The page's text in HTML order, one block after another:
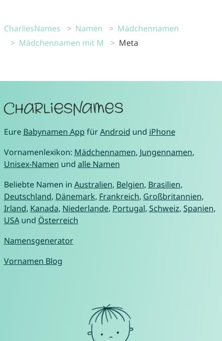
CharliesNames Namen
Mädchennamen
Mädchennamen mit M
Meta
Eure Babynamen App fürAndroid und iPhone
Vornamenlexikon: Mädchennamen, Jungennamen,
Unisex-Namen und alle Namen
Beliebte Namen in Australien, Belgien, Brasilien,
Deutschland, Dänemark, Frankreich, Großbritannien,
Irland, Kanada, Niederlande, Portugal, Schweiz, Spanien,
USAund Österreich
Namensgenerator
Vornamen Blog